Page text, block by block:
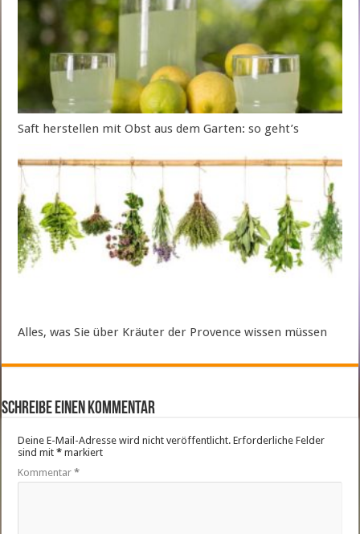
Saft herstellen mit Obst aus dem Garten: so geht’s
Alles, was Sie über Kräuter der Provence wissen müssen
Schreibe einen Kommentar
Deine E-Mail-Adresse wird nicht veröffentlicht. Erforderliche Felder
sind mit* markiert
Kommentar*